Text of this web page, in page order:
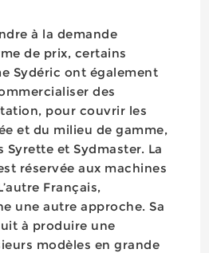
à la demande
de prix, certains
Sydéric ont également
des
pour couvrir les
et du milieu de gamme,
Syrette et Sydmaster. La
réservée aux machines
Français,
une autre approche. Sa
à produire une
modèles en grande